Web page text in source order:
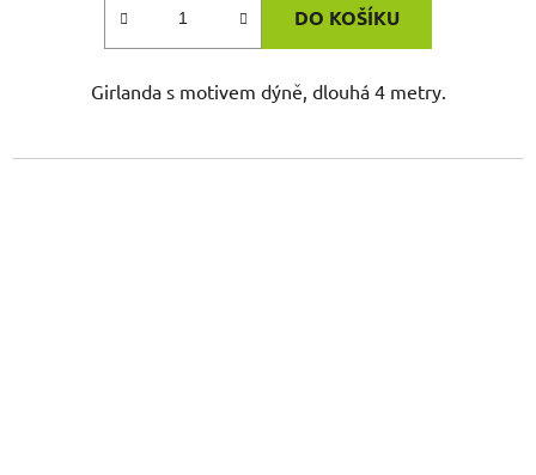
DO KOŠÍKU
Girlanda s motivem dýně, dlouhá 4 metry.